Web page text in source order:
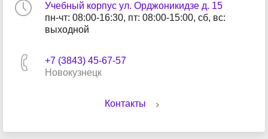
Учебный корпус ул. Орджоникидзе д. 15
пн-чт: 08:00-16:30, пт: 08:00-15:00, сб, вс:
выходной
+7 (3843) 45-67-57
Новокузнецк
Контакты